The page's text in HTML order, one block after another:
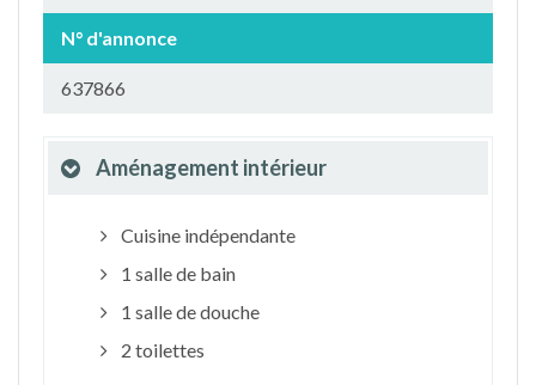
N° d'annonce
637866
Aménagement intérieur
Cuisine indépendante
1 salle de bain
1 salle de douche
2 toilettes